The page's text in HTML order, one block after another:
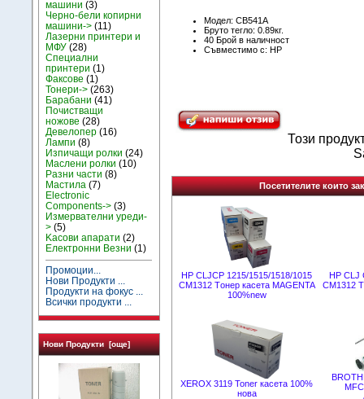
машини (3)
Черно-бели копирни
машини-> (11)
Лазерни принтери и
МФУ (28)
Специални
принтери (1)
Факсове (1)
Тонери-> (263)
Барабани (41)
Почистващи
ножове (28)
Девелопер (16)
Лампи (8)
Изпичащи ролки (24)
Маслени ролки (10)
Разни части (8)
Мастила (7)
Electronic
Components-> (3)
Измервателни уреди-
> (5)
Kасови апарати (2)
Електронни Везни (1)
Промоции...
Нови Продукти ...
Продукти на фокус ...
Всички продукти ...
Нови Продукти [още]
Модел: CB541A
Бруто тегло: 0.89кг.
40 Брой в наличност
Съвместимо с: HP
Този
Посетителите които
HP CLJCP 1215/1515/1518/1015
CM1312 Tонер касета MAGENTA
100%new
HP CLJ
CM1312
XEROX 3119 Toner касета 100%
нова